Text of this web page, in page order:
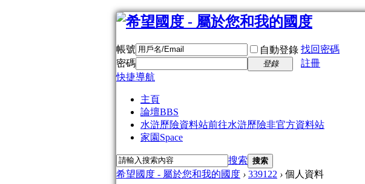
帳號 自動登錄 找回密碼
密碼
登錄
註冊
快捷導航
主頁
論壇BBS
水滸歷險資料站前往水滸歷險非官方資料站
家園 Space
搜索 搜索
希望國度 - 屬於您和我的國度 › 339122 › 個人資料